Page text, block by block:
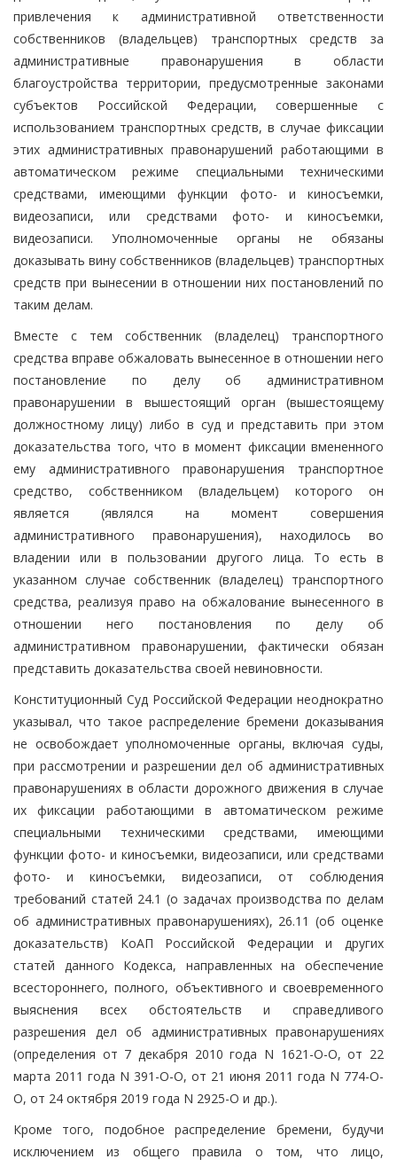
привлечения к административной ответственности
собственников (владельцев) транспортных средств за
административные правонарушения в области
благоустройства территории, предусмотренные законами
субъектов Российской Федерации, совершенные с
использованием транспортных средств, в случае фиксации
этих административных правонарушений работающими в
автоматическом режиме специальными техническими
средствами, имеющими функции фото- и киносъемки,
видеозаписи, или средствами фото- и киносъемки,
видеозаписи. Уполномоченные органы не обязаны
доказывать вину собственников (владельцев) транспортных
средств при вынесении в отношении них постановлений по
таким делам.
Вместе с тем собственник (владелец) транспортного
средства вправе обжаловать вынесенное в отношении него
постановление по делу об административном
правонарушении в вышестоящий орган (вышестоящему
должностному лицу) либо в суд и представить при этом
доказательства того, что в момент фиксации вмененного
ему административного правонарушения транспортное
средство, собственником (владельцем) которого он
является (являлся на момент совершения
административного правонарушения), находилось во
владении или в пользовании другого лица. То есть в
указанном случае собственник (владелец) транспортного
средства, реализуя право на обжалование вынесенного в
отношении него постановления по делу об
административном правонарушении, фактически обязан
представить доказательства своей невиновности.
Конституционный Суд Российской Федерации неоднократно
указывал, что такое распределение бремени доказывания
не освобождает уполномоченные органы, включая суды,
при рассмотрении и разрешении дел об административных
правонарушениях в области дорожного движения в случае
их фиксации работающими в автоматическом режиме
специальными техническими средствами, имеющими
функции фото- и киносъемки, видеозаписи, или средствами
фото- и киносъемки, видеозаписи, от соблюдения
требований статей 24.1 (о задачах производства по делам
об административных правонарушениях), 26.11 (об оценке
доказательств) КоАП Российской Федерации и других
статей данного Кодекса, направленных на обеспечение
всестороннего, полного, объективного и своевременного
выяснения всех обстоятельств и справедливого
разрешения дел об административных правонарушениях
(определения от 7 декабря 2010 года N 1621-О-О, от 22
марта 2011 года N 391-О-О, от 21 июня 2011 года N 774-О-
О, от 24 октября 2019 года N 2925-О и др.).
Кроме того, подобное распределение бремени, будучи
исключением из общего правила о том, что лицо,